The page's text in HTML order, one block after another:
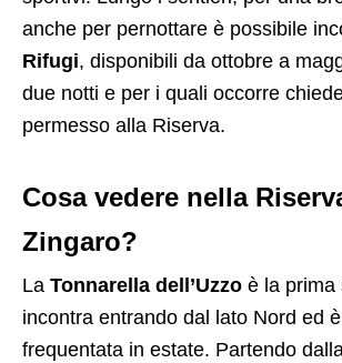
anche per pernottare è possibile
Rifugi, disponibili da ottobre a
due notti e per i quali occorre
permesso alla Riserva.
Cosa vedere nella
Zingaro?
La Tonnarella dell’Uzzo è la prima
incontra entrando dal lato Nord ed
frequentata in estate. Partendo